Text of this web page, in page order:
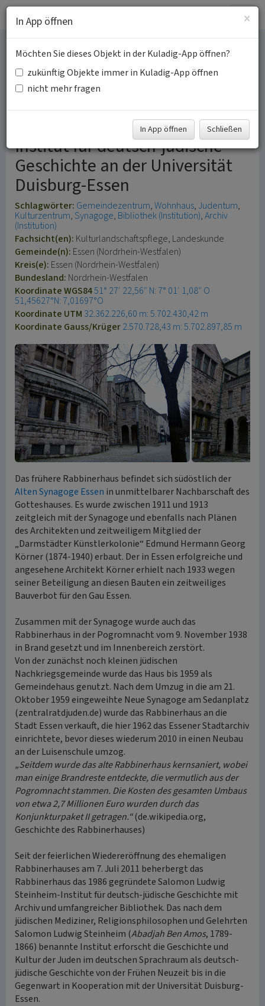
Rabbinerhaus der Alten
Synagoge Essen
Salomon Ludwig Steinheim-
Institut für deutsch-jüdische
Geschichte an der Universität
Duisburg-Essen
Schlagwörter: Gemeindezentrum Wohnhaus Judentum
Kulturzentrum Synagoge Bibliothek (Institution) Archiv
(Institution)
Fachsicht(en): Kulturlandschaftspflege, Landeskunde
Gemeinde(n): Essen (Nordrhein-Westfalen)
Kreis(e): Essen (Nordrhein-Westfalen)
Bundesland: Nordrhein-Westfalen
Koordinate WGS8451° 27′ 22,56″ N: 7° 01′ 1,08″ O
51,45627°N: 7,01697°O
Koordinate UTM 32.362.226,60 m: 5.702.430,42 m
Koordinate Gauss/Krüger2.570.728,43 m: 5.702.897,85 m
Das frühere Rabbinerhaus befindet sich südöstlich der
Alten Synagoge Essen in unmittelbarer Nachbarschaft des
Gotteshauses. Es wurde zwischen 1911 und 1913
zeitgleich mit der Synagoge und ebenfalls nach Plänen
des Architekten und zeitweiligem Mitglied der
„Darmstädter Künstlerkolonie“ Edmund Hermann Georg
Körner (1874-1940) erbaut. Der in Essen erfolgreiche und
angesehene Architekt Körner erhielt nach 1933 wegen
seiner Beteiligung an diesen Bauten ein zeitweiliges
Bauverbot für den Gau Essen.
Zusammen mit der Synagoge wurde auch das
Rabbinerhaus in der Pogromnacht vom 9. November 1938
in Brand gesetzt und im Innenbereich zerstört.
Von der zunächst noch kleinen jüdischen
Nachkriegsgemeinde wurde das Haus bis 1959 als
Gemeindehaus genutzt. Nach dem Umzug in die am 21.
Oktober 1959 eingeweihte Neue Synagoge am Sedanplatz
(zentralratdjuden.de) wurde das Rabbinerhaus an die
Stadt Essen verkauft, die hier 1962 das Essener Stadtarchiv
einrichtete, bevor dieses wiederum 2010 in einen Neubau
an der Luisenschule umzog.
„Seitdem wurde das alte Rabbinerhaus kernsaniert, wobei
man einige Brandreste entdeckte, die vermutlich aus der
Pogromnacht stammen. Die Kosten des gesamten Umbaus
von etwa 2,7 Millionen Euro wurden durch das
Konjunkturpaket II getragen.“(de.wikipedia.org,
Geschichte des Rabbinerhauses)
Seit der feierlichen Wiedereröffnung des ehemaligen
Rabbinerhauses am 7. Juli 2011 beherbergt das
Rabbinerhaus das 1986 gegründete Salomon Ludwig
Steinheim-Institut für deutsch-jüdische Geschichte mit
Archiv und umfangreicher Bibliothek. Das nach dem
jüdischen Mediziner, Religionsphilosophen und Gelehrten
Salomon Ludwig Steinheim (Abadjah Ben Amos, 1789-
1866) benannte Institut erforscht die Geschichte und
Kultur der Juden im deutschen Sprachraum als deutsch-
jüdische Geschichte von der Frühen Neuzeit bis in die
Gegenwart in Kooperation mit der Universität Duisburg-
Essen.
×
In App öffnen
Möchten Sie dieses Objekt in der Kuladig-App öffnen?
zukünftig Objekte immer in Kuladig-App öffnen
nicht mehr fragen
In App öffnen Schließen